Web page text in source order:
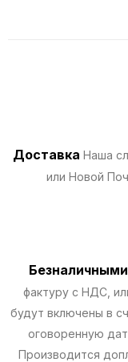
Доставка Наша
или Новой
Безналичными
фактуру с НДС,
будут включены в
оговоренную
Производится